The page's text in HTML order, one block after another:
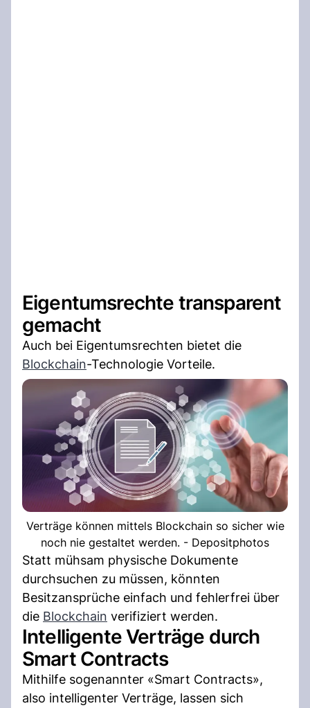
Eigentumsrechte transparent
gemacht
Auch bei Eigentumsrechten bietet die
Blockchain-Technologie Vorteile.
Verträge können mittels Blockchain so sicher wie
noch nie gestaltet werden. - Depositphotos
Statt mühsam physische Dokumente
durchsuchen zu müssen, könnten
Besitzansprüche einfach und fehlerfrei über
die Blockchain verifiziert werden.
Intelligente Verträge durch
Smart Contracts
Mithilfe sogenannter «Smart Contracts»,
also intelligenter Verträge, lassen sich